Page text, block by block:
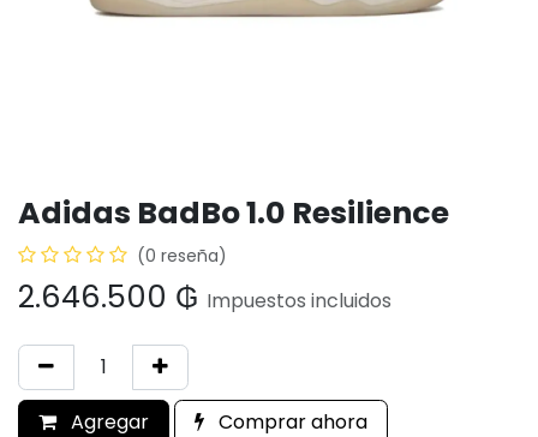
Adidas BadBo 1.0 Resilience
(0 reseña)
2.646.500 ₲ Impuestos incluidos
Agregar Comprar ahora